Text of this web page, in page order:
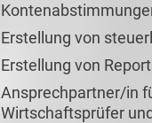
Erstellung von
Erstellung von
Ansprechpartner/in
Wirtschaftsprüfer